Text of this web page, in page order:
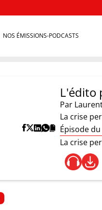
NOS ÉMISSIONS-PODCASTS
L'édito
Par
La crise
Épisode
La crise